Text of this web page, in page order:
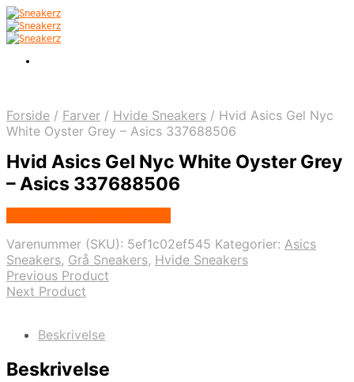
Forside / Farver / Hvide Sneakers / Hvid Asics Gel Nyc
White Oyster Grey – Asics 337688506
Hvid Asics Gel Nyc White Oyster Grey
– Asics 337688506
Varenummer (SKU): 5ef1c02ef545 Kategorier: Asics
Sneakers, Grå Sneakers, Hvide Sneakers
Previous Product
Next Product
Beskrivelse
Beskrivelse